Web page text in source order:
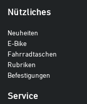
Nützliches
Neuheiten
E-Bike
Fahrradtaschen
Rubriken
Befestigungen
Service